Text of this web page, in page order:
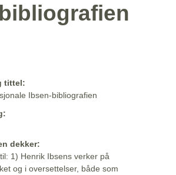
tittel:
Ibsen-bibliografien
dekker:
1) Henrik Ibsens verker på
og i oversettelser, både som